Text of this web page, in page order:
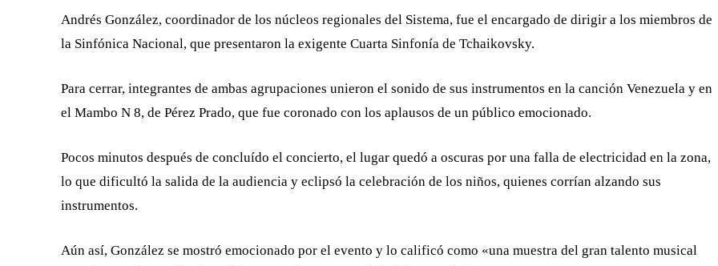
Andrés González, coordinador de los núcleos regionales del Sistema, fue el encargado de dirigir a los miembros de
la Sinfónica Nacional, que presentaron la exigente Cuarta Sinfonía de Tchaikovsky.
Para cerrar, integrantes de ambas agrupaciones unieron el sonido de sus instrumentos en la canción Venezuela y en
el Mambo N 8, de Pérez Prado, que fue coronado con los aplausos de un público emocionado.
Pocos minutos después de concluído el concierto, el lugar quedó a oscuras por una falla de electricidad en la zona,
lo que dificultó la salida de la audiencia y eclipsó la celebración de los niños, quienes corrían alzando sus
instrumentos.
Aún así, González se mostró emocionado por el evento y lo calificó como «una muestra del gran talento musical